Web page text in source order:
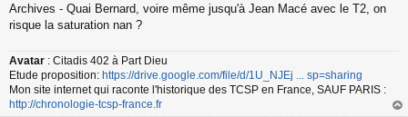
s
s
e
n
o
n
Archives - Quai Bernard, voire même jusqu'à Jean Macé avec le T2, on
risque la saturation nan ?
Avatar : Citadis 402 à Part Dieu
Etude proposition: https://drive.google.com/file/d/1U_NJEj ... sp=sharing
Mon site internet qui raconte l'historique des TCSP en France, SAUF PARIS :
http://chronologie-tcsp-france.fr